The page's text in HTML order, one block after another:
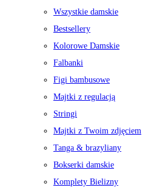
Wszystkie damskie
Bestsellery
Kolorowe Damskie
Falbanki
Figi bambusowe
Majtki z regulacją
Stringi
Majtki z Twoim zdjęciem
Tanga & brazyliany
Bokserki damskie
Komplety Bielizny